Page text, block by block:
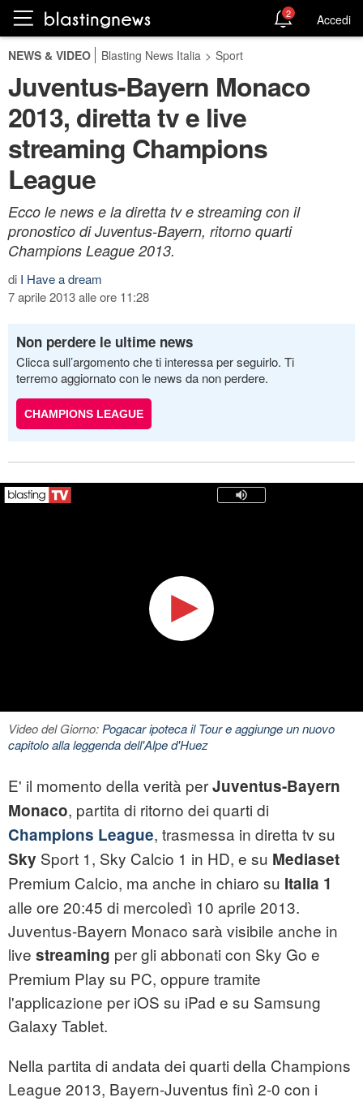
2 Accedi
NEWS & VIDEO Blasting News Italia > Sport
Juventus-Bayern Monaco
2013, diretta tv e live
streaming Champions
League
Ecco le news e la diretta tv e streaming con il
pronostico di Juventus-Bayern, ritorno quarti
Champions League 2013.
di I Have a dream
7 aprile 2013 alle ore 11:28
Non perdere le ultime news
Clicca sull’argomento che ti interessa per seguirlo. Ti
terremo aggiornato con le news da non perdere.
CHAMPIONS LEAGUE
Video del Giorno: Pogacar ipoteca il Tour e aggiunge un nuovo
capitolo alla leggenda dell'Alpe d'Huez
E' il momento della verità perJuventus-Bayern
Monaco, partita di ritorno dei quarti di
Champions League, trasmessa in diretta tv su
Sky Sport 1, Sky Calcio 1 in HD, e su Mediaset
Premium Calcio, ma anche in chiaro su Italia 1
alle ore 20:45 di mercoledì 10 aprile 2013.
Juventus-Bayern Monaco sarà visibile anche in
live streaming per gli abbonati con Sky Go e
Premium Play su PC, oppure tramite
l'applicazione per iOS su iPad e su Samsung
Galaxy Tablet.
Nella partita di andata dei quarti della Champions
League 2013, Bayern-Juventus finì 2-0 con i